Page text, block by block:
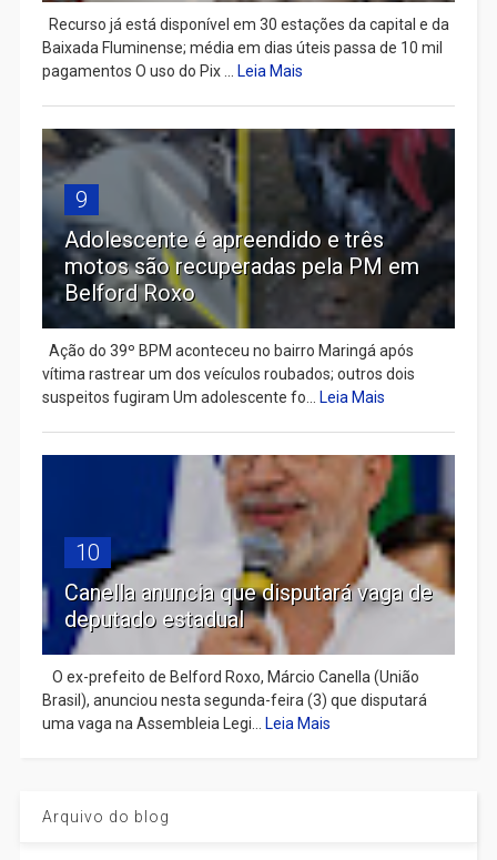
Recurso já está disponível em 30 estações da capital e da
Baixada Fluminense; média em dias úteis passa de 10 mil
pagamentos O uso do Pix ...
Leia Mais
9
Adolescente é apreendido e três
motos são recuperadas pela PM em
Belford Roxo
Ação do 39º BPM aconteceu no bairro Maringá após
vítima rastrear um dos veículos roubados; outros dois
suspeitos fugiram Um adolescente fo...
Leia Mais
10
Canella anuncia que disputará vaga de
deputado estadual
​ O ex-prefeito de Belford Roxo, Márcio Canella (União
Brasil), anunciou nesta segunda-feira (3) que disputará
uma vaga na Assembleia Legi...
Leia Mais
Arquivo do blog